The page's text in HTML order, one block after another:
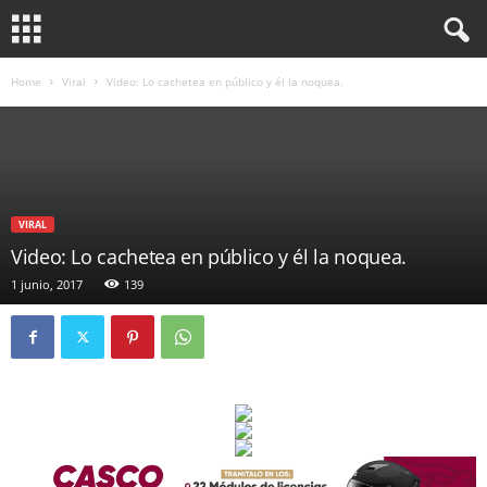
Home Viral Video: Lo cachetea en público y él la noquea.
VIRAL
Video: Lo cachetea en público y él la noquea.
1 junio, 2017 139